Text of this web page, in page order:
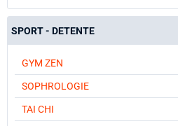
SPORT - DETENTE
GYM ZEN
SOPHROLOGIE
TAI CHI